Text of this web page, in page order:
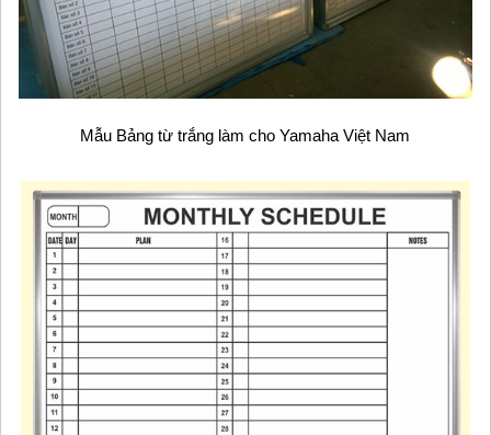
Mẫu Bảng từ trắng làm cho Yamaha Việt Nam